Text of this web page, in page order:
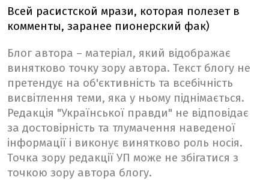
Всей расистской мрази, которая полезет в
комменты, заранее пионерский фак)
Блог автора – матеріал, який відображає
винятково точку зору автора. Текст блогу не
претендує на об'єктивність та всебічність
висвітлення теми, яка у ньому піднімається.
Редакція "Української правди" не відповідає
за достовірність та тлумачення наведеної
інформації і виконує винятково роль носія.
Точка зору редакції УП може не збігатися з
точкою зору автора блогу.